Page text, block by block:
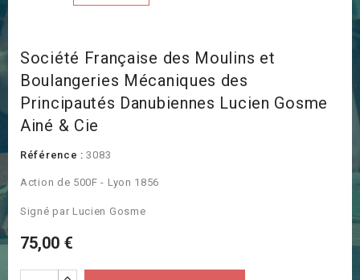
Société Française des Moulins et
Boulangeries Mécaniques des
Principautés Danubiennes Lucien Gosme
Ainé & Cie
Référence : 3083
Action de 500F - Lyon 1856
Signé par Lucien Gosme
75,00 €